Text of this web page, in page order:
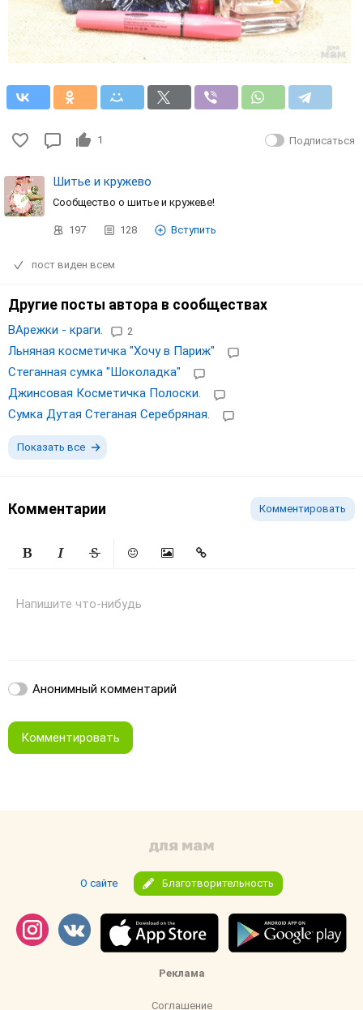
1 Подписаться
Шитье и кружево
Сообщество о шитье и кружеве!
197 128 Вступить
пост виден всем
Другие посты автора в сообществах
ВАрежки - краги. 2
Льняная косметичка "Хочу в Париж"
Стеганная сумка "Шоколадка"
Джинсовая Косметичка Полоски.
Сумка Дутая Стеганая Серебряная.
Показать все
Комментарии Комментировать
Напишите что-нибудь
Анонимный комментарий
Комментировать
О сайте Благотворительность
Реклама
Соглашение